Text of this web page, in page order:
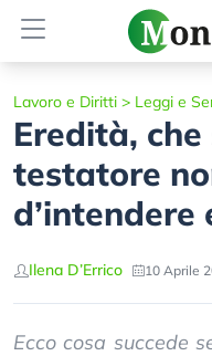
Lavoro e Diritti > Leggi e
Eredità, che
testatore
d’intendere
Ilena D’Errico 10 Aprile
Ecco cosa succede